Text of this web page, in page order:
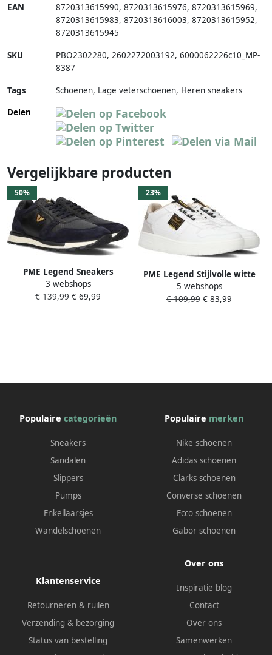
EAN 8720313615990, 8720313615976, 8720313615969,
8720313615983, 8720313616003, 8720313615952,
8720313615945
SKU PBO2302280, 2602272003192, 6000062226c10_MP-
8387
Tags
Schoenen, Lage veterschoenen, Heren sneakers
Delen
Vergelijkbare producten
50%
PME Legend Sneakers
Keyland Navy Met
artikelnummer PBO2308090
3 webshops
€ 139,99 € 69,99
23%
PME Legend Stijlvolle witte
sneaker voor heren
Multicolor Heren
5 webshops
€ 109,99 € 83,99
Populaire categorieën
Sneakers
Sandalen
Slippers
Pumps
Enkellaarsjes
Wandelschoenen
Populaire merken
Nike schoenen
Adidas schoenen
Clarks schoenen
Converse schoenen
Ecco schoenen
Gabor schoenen
Klantenservice
Retourneren & ruilen
Verzending & bezorging
Status van bestelling
Over ons
Inspiratie blog
Contact
Over ons
Samenwerken